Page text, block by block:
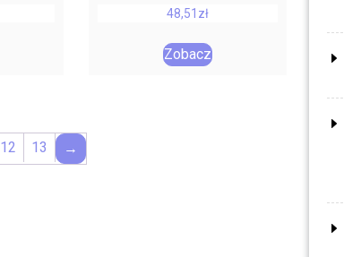
48,51 zł
Zobacz
12 13 →